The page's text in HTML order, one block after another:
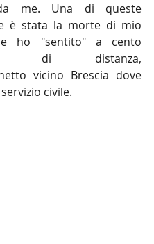
me. Una di queste
è stata la morte di mio
ho "sentito" a cento
di distanza,
vicino Brescia dove
civile.